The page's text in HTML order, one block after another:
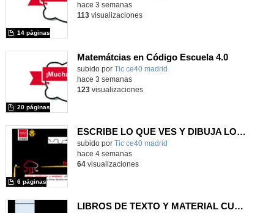
14 páginas
hace 3 semanas
113visualizaciones
Matemátcias en Código Escuela 4.0
Contenido educativo.
subido por Tic ce40 madrid
20 páginas
hace 3 semanas
123visualizaciones
ESCRIBE LO QUE VES Y DIBUJA LO QUE LEES
subido por Tic ce40 madrid
6 páginas
hace 4 semanas
64visualizaciones
LIBROS DE TEXTO Y MATERIAL CURRICULAR